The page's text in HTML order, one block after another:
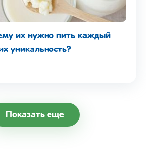
их нужно пить каждый
уникальность?
Показать еще